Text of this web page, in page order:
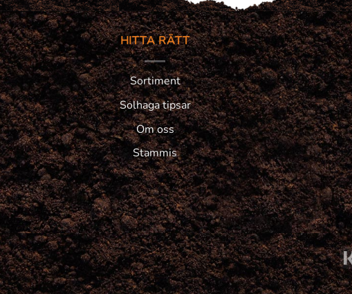
HITTA RÄTT
Sortiment
Solhaga tipsar
Om oss
Stammis